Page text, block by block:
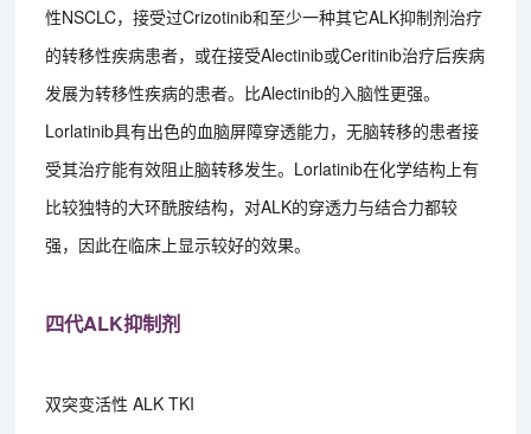
性NSCLC，接受过Crizotinib和至少一种其它ALK抑制剂治疗
的转移性疾病患者，或在接受Alectinib或Ceritinib治疗后疾病
发展为转移性疾病的患者。比Alectinib的入脑性更强。
Lorlatinib具有出色的血脑屏障穿透能力，无脑转移的患者接
受其治疗能有效阻止脑转移发生。Lorlatinib在化学结构上有
比较独特的大环酰胺结构，对ALK的穿透力与结合力都较
强，因此在临床上显示较好的效果。
四代ALK抑制剂
双突变活性 ALK TKI